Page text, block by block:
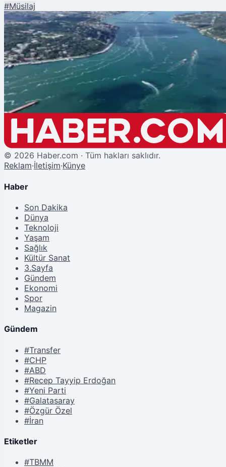
#Müsilaj
Şu An Okunan
İstanbul'da Havalar Soğuyunca Müsilaj Yok Oldu
© 2026 Haber.com · Tüm hakları saklıdır.
Reklam·İletişim·Künye
Haber
Son Dakika
Dünya
Teknoloji
Yaşam
Sağlık
Kültür Sanat
3.Sayfa
Gündem
Ekonomi
Spor
Magazin
Gündem
#Transfer
#CHP
#ABD
#Recep Tayyip Erdoğan
#Yeni Parti
#Galatasaray
#Özgür Özel
#İran
Etiketler
#TBMM